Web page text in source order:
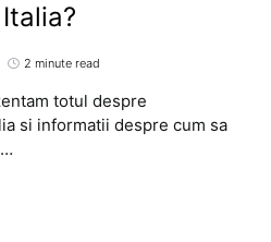
2 minute read
totul despre
si informatii despre cum sa